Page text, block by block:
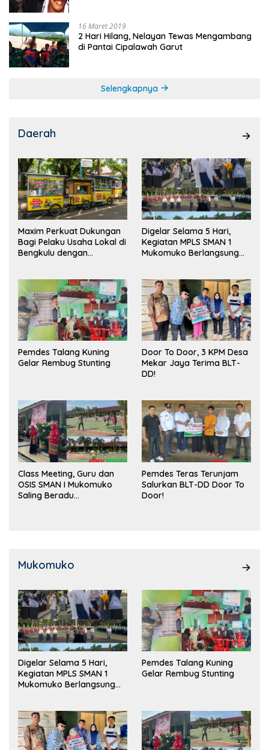
16 Maret 2019
2 Hari Hilang, Nelayan Tewas Mengambang
di Pantai Cipalawah Garut
Selengkapnya
Daerah
Maxim Perkuat Dukungan
Bagi Pelaku Usaha Lokal di
Bengkulu dengan
Pasar
Digelar Selama 5 Hari,
Kegiatan MPLS SMAN 1
Mukomuko Berlangsung
Pemdes Talang Kuning
Gelar Rembug Stunting
Door To Door, 3 KPM Desa
Mekar Jaya Terima BLT-
DD!
Class Meeting, Guru dan
OSIS SMAN I Mukomuko
Saling Beradu
Pemdes Teras Terunjam
Salurkan BLT-DD Door To
Door!
Mukomuko
Digelar Selama 5 Hari,
Kegiatan MPLS SMAN 1
Mukomuko Berlangsung
Pemdes Talang Kuning
Gelar Rembug Stunting